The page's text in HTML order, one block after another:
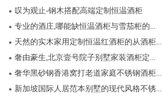
叹为观止-钢木搭配高端定制恒温酒柜
专业的酒庄,哪能缺恒温酒柜与雪茄柜的...
天然的实木家用定制恒温红酒柜的从酒柜...
奢由豪生,北京壹号院子别墅家装酒柜定...
奢华黑砂钢香港窝打老道家庭不锈钢酒柜...
新加坡国际人居范本别墅的现代风格不锈...